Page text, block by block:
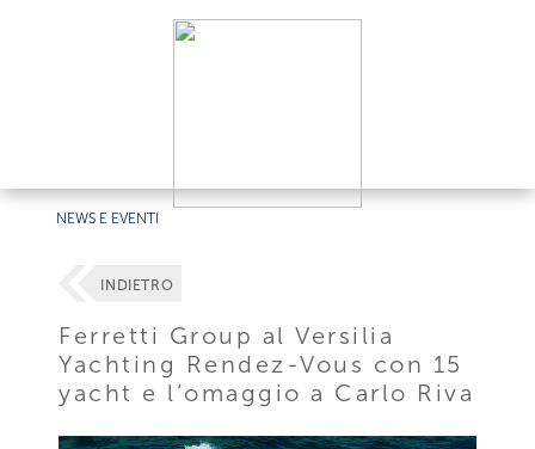
NEWS E EVENTI
INDIETRO
Ferretti Group al Versilia
Yachting Rendez-Vous con 15
yacht e l’omaggio a Carlo Riva